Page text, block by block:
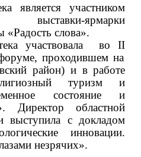
является участником
ярмарки
«Радость слова».
участвовала воII
проходившем на
район) и в работе
туризм и
состояние и
Директор областной
выступила с докладом
инновации.
незрячих».